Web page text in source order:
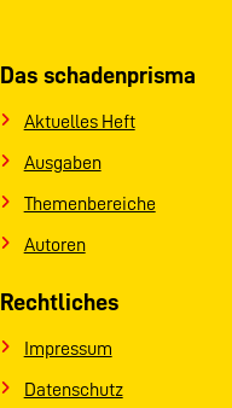
Das schadenprisma
Aktuelles Heft
Ausgaben
Themenbereiche
Autoren
Rechtliches
Impressum
Datenschutz